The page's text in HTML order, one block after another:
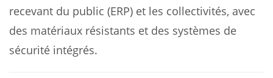
recevant du public (ERP) et les collectivités, avec
des matériaux résistants et des systèmes de
sécurité intégrés.